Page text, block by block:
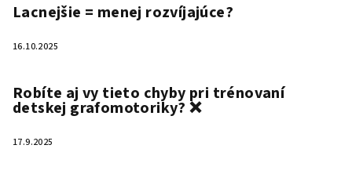
Lacnejšie = menej rozvíjajúce?
16.10.2025
Robíte aj vy tieto chyby pri trénovaní
detskej grafomotoriky? ❌
17.9.2025